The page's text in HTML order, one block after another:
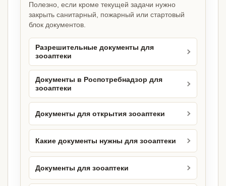
Полезно, если кроме текущей задачи нужно
закрыть санитарный, пожарный или стартовый
блок документов.
Разрешительные документы для
зооаптеки
Документы в Роспотребнадзор для
зооаптеки
Документы для открытия зооаптеки
Какие документы нужны для зооаптеки
Документы для зооаптеки